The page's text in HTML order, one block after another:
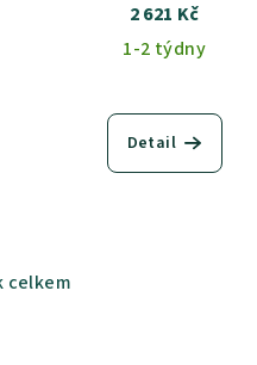
dub sametový dub
2 621 Kč
1-2 týdny
Detail